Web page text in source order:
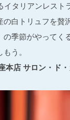
イタリアンレスト
白トリュフを贅
の季節がやってく
う。
本店 サロン・ド